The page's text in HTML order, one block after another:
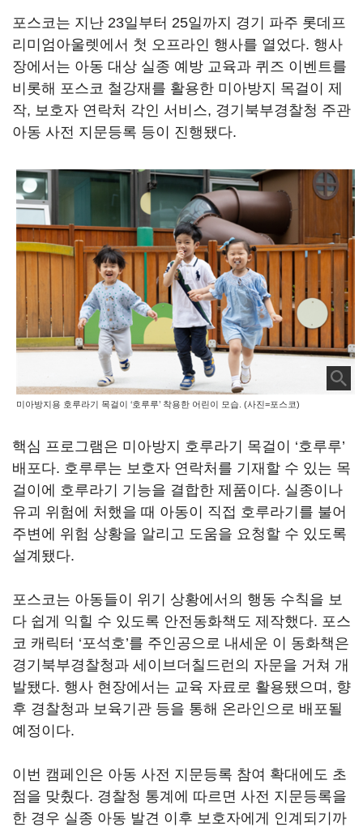
포스코는 지난 23일부터 25일까지 경기 파주 롯데프
리미엄아울렛에서 첫 오프라인 행사를 열었다. 행사
장에서는 아동 대상 실종 예방 교육과 퀴즈 이벤트를
비롯해 포스코 철강재를 활용한 미아방지 목걸이 제
작, 보호자 연락처 각인 서비스, 경기북부경찰청 주관
아동 사전 지문등록 등이 진행됐다.
미아방지용 호루라기 목걸이 ‘호루루’ 착용한 어린이 모습. (사진=포스코)
핵심 프로그램은 미아방지 호루라기 목걸이 ‘호루루’
배포다. 호루루는 보호자 연락처를 기재할 수 있는 목
걸이에 호루라기 기능을 결합한 제품이다. 실종이나
유괴 위험에 처했을 때 아동이 직접 호루라기를 불어
주변에 위험 상황을 알리고 도움을 요청할 수 있도록
설계됐다.
포스코는 아동들이 위기 상황에서의 행동 수칙을 보
다 쉽게 익힐 수 있도록 안전동화책도 제작했다. 포스
코 캐릭터 ‘포석호’를 주인공으로 내세운 이 동화책은
경기북부경찰청과 세이브더칠드런의 자문을 거쳐 개
발됐다. 행사 현장에서는 교육 자료로 활용됐으며, 향
후 경찰청과 보육기관 등을 통해 온라인으로 배포될
예정이다.
이번 캠페인은 아동 사전 지문등록 참여 확대에도 초
점을 맞췄다. 경찰청 통계에 따르면 사전 지문등록을
한 경우 실종 아동 발견 이후 보호자에게 인계되기까